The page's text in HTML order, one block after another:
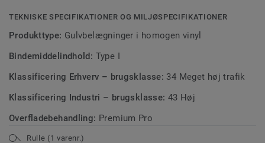
TEKNISKE SPECIFIKATIONER OG MILJØSPECIFIKATIONER
Produkttype: Gulvbelægninger i homogen vinyl
Bindemiddelindhold: Type I
Klassificering Erhverv – brugsklasse: 34 Meget høj trafik
Klassificering Industri – brugsklasse: 43 Høj
Overfladebehandling: Premium Pro
Rulle (1 varenr.)